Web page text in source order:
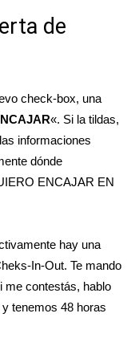
de
check-box, una
«. Si la tildas,
informaciones
dónde
ENCAJAR EN
hay una
In-Out. Te mando
me contestás, hablo
tenemos 48 horas